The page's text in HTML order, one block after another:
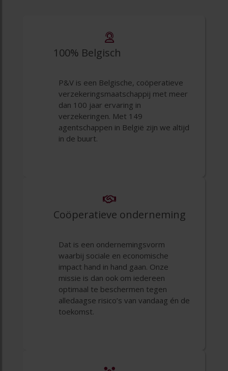
100% Belgisch
P&V is een Belgische, coöperatieve
verzekeringsmaatschappij met meer
dan 100 jaar ervaring in
verzekeringen. Met 149
agentschappen in België zijn we altijd
in de buurt.
Coöperatieve onderneming
Dat is een ondernemingsvorm
waarbij sociale en economische
impact hand in hand gaan. Onze
missie is dan ook om iedereen
optimaal te beschermen tegen
alledaagse risico’s van vandaag én de
toekomst.